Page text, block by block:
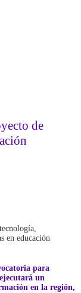
de
en educación
para
un
en la región,